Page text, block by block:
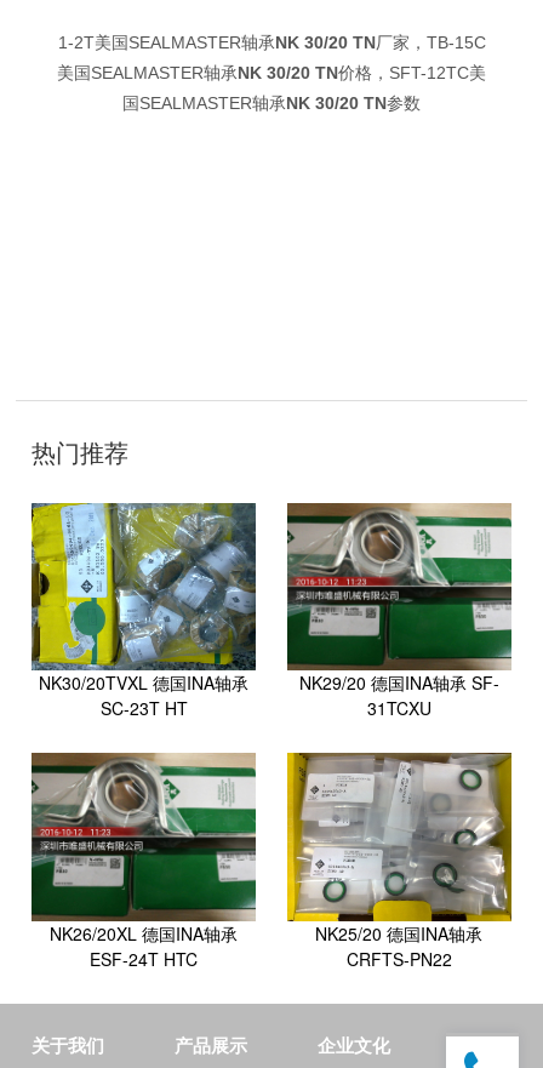
1-2T美国SEALMASTER轴承NK 30/20 TN厂家，TB-15C
美国SEALMASTER轴承NK 30/20 TN价格，SFT-12TC美
国SEALMASTER轴承NK 30/20 TN参数
技
开
发
：
聊
城
网
络
公
司
热门推荐
NK30/20TVXL 德国INA轴承
SC-23T HT
NK29/20 德国INA轴承 SF-
31TCXU
NK26/20XL 德国INA轴承
ESF-24T HTC
NK25/20 德国INA轴承
CRFTS-PN22
关于我们 产品展示 企业文化